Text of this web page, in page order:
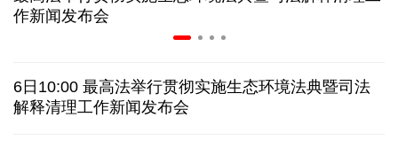
白宫否认特朗普与赫格塞思因弹药库存短缺发生争执
作新闻发布会
6日10:00 最高法举行贯彻实施生态环境法典暨司法
解释清理工作新闻发布会